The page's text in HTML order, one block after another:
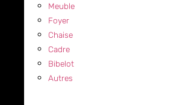
Meuble
Foyer
Chaise
Cadre
Bibelot
Autres